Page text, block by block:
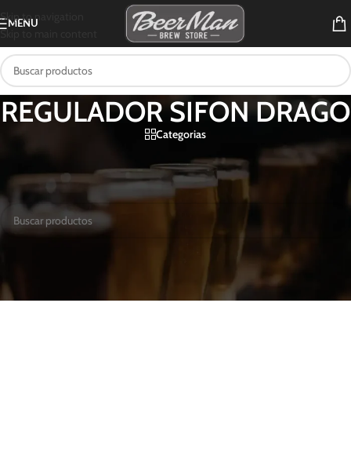
Skip to navigation
Skip to main content
MENU
REGULADOR SIFON DRAGO
Categorias
Productos etiquetados “REGULADOR SIFON DRAGO”
No se encontraron productos que concuerden con la selección.